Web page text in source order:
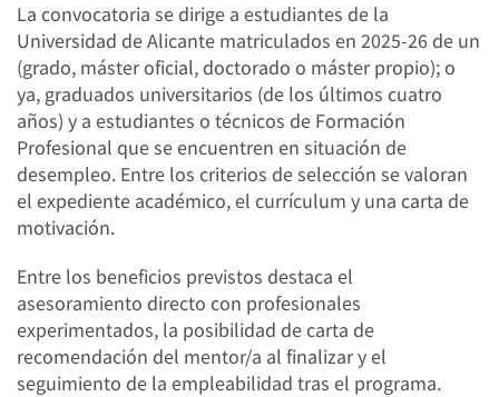
La convocatoria se dirige a estudiantes de la
Universidad de Alicante matriculados en 2025-26 de un
(grado, máster oficial, doctorado o máster propio); o
ya, graduados universitarios (de los últimos cuatro
años) y a estudiantes o técnicos de Formación
Profesional que se encuentren en situación de
desempleo. Entre los criterios de selección se valoran
el expediente académico, el currículum y una carta de
motivación.
Entre los beneficios previstos destaca el
asesoramiento directo con profesionales
experimentados, la posibilidad de carta de
recomendación del mentor/a al finalizar y el
seguimiento de la empleabilidad tras el programa.